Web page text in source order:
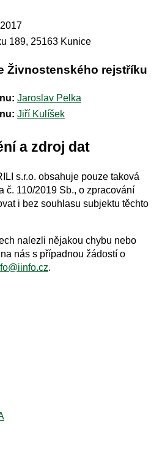
189, 25163 Kunice
Živnostenského rejstříku
Jaroslav Pelka
Jiří Kulíšek
a zdroj dat
s.r.o. obsahuje pouze taková
č. 110/2019 Sb., o zpracování
i bez souhlasu subjektu těchto
nalezli nějakou chybu nebo
nás s případnou žádostí o
.